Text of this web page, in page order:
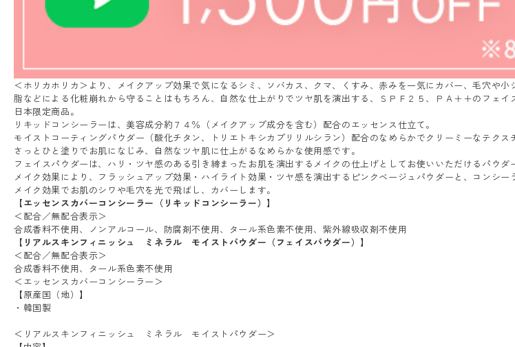
＜ホリカホリカ＞より、メイクアップ効果で気になるシミ、ソバカス、クマ、くすみ、赤みを一気にカバー、毛穴や
脂などによる化粧崩れから守ることはもちろん、自然な仕上がりでツヤ肌を演出する、ＳＰＦ２５、ＰＡ＋＋のフェイ
日本限定商品。
リキッドコンシーラーは、美容成分約７４％（メイクアップ成分を含む）配合のエッセンス仕立て。
モイストコーティングパウダー（酸化チタン、トリエトキシカプリリルシラン）配合のなめらかでクリーミーなテク
さっとひと塗りでお肌になじみ、自然なツヤ肌に仕上がるなめらかな使用感です。
フェイスパウダーは、ハリ・ツヤ感のある引き締まったお肌を演出するメイクの仕上げとしてお使いいただけるパウダ
メイク効果により、フラッシュアップ効果・ハイライト効果・ツヤ感を演出するピンクベージュパウダーと、コンシ
メイク効果でお肌のシワや毛穴を光で飛ばし、カバーします。
【エッセンスカバーコンシーラー（リキッドコンシーラー）】
＜配合／無配合表示＞
合成香料不使用、ノンアルコール、防腐剤不使用、タール系色素不使用、紫外線吸収剤不使用
【リアルスキンフィニッシュ ミネラル モイストパウダー（フェイスパウダー）】
＜配合／無配合表示＞
合成香料不使用、タール系色素不使用
＜エッセンスカバーコンシーラー＞
【原産国（地）】
・韓国製
＜リアルスキンフィニッシュ ミネラル モイストパウダー＞